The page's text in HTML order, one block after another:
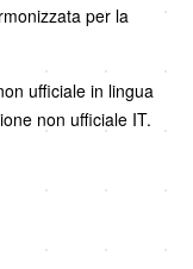
per la
ufficiale in lingua
non ufficiale IT.